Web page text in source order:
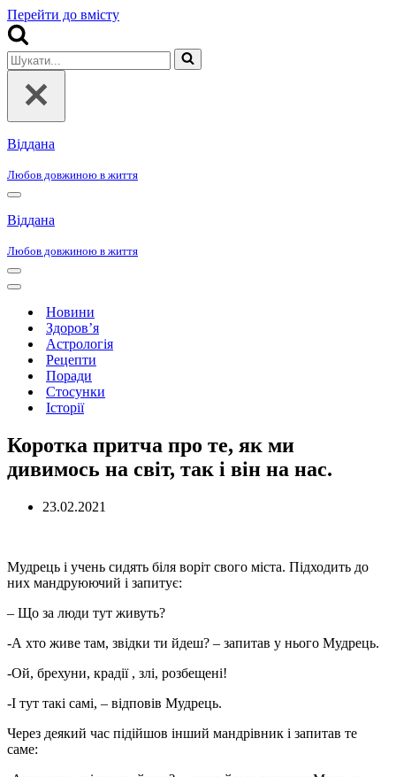
Перейти до вмісту
Шукати...
Віддана
Любов довжиною в життя
Меню
навігації
Віддана
Любов довжиною в життя
Меню
навігації
Меню
навігаціїНовини
Здоров’я
Астрологія
Рецепти
Поради
Стосунки
Історії
Коротка притча про те, як ми
дивимось на світ, так і він на нас.
23.02.2021
Мудрець і учень сидять біля воріт свого міста. Підходить до
них мандруюючий і запитує:
– Що за люди тут живуть?
-А хто живе там, звідки ти йдеш? – запитав у нього Мудрець.
-Ой, брехуни, крадії , злі, розбещені!
-І тут такі самі, – відповів Мудрець.
Через деякий час підійшов інший мандрівник і запитав те
саме: